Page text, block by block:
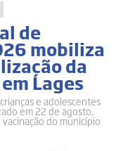
de
mobiliza
da
Lages
e adolescentes
em 22 de agosto,
do município